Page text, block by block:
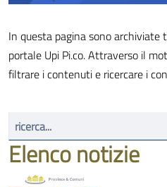
In questa pagina sono
portale Upi Pi.co. Attraverso il
filtrare i contenuti e ricercare i
Elenco notizie